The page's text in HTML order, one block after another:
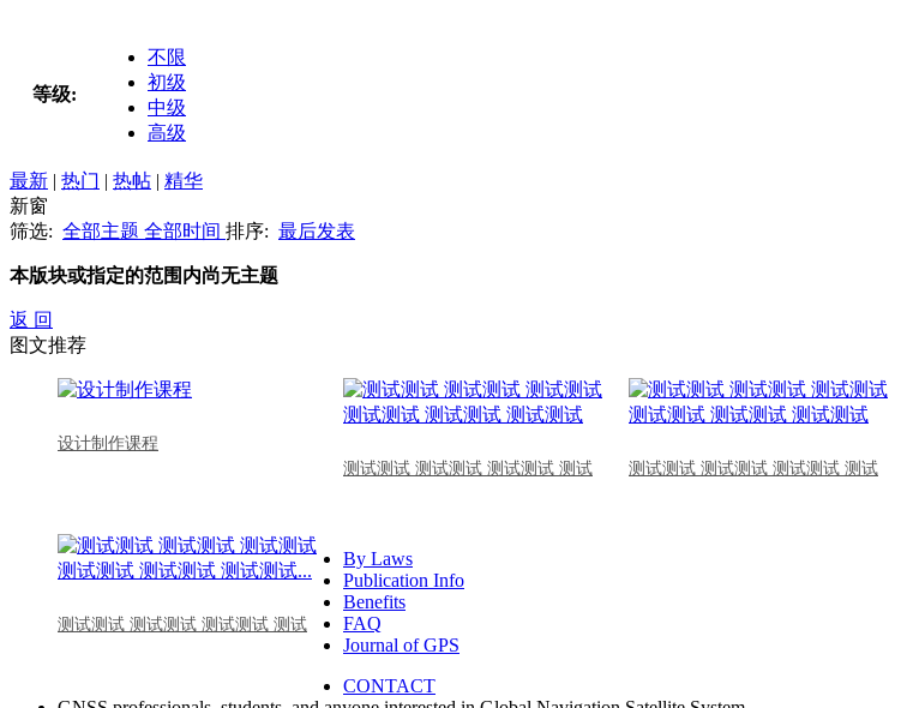
等级:
不限
初级
中级
高级
最新 | 热门 | 热帖 | 精华
新窗
筛选: 全部主题 全部时间 排序: 最后发表
本版块或指定的范围内尚无主题
返 回
图文推荐
设计制作课程
测试测试 测试测试 测试测试 测试
测试测试 测试测试 测试测试 测试
测试测试 测试测试 测试测试 测试
By Laws
Publication Info
Benefits
FAQ
Journal of GPS
CONTACT